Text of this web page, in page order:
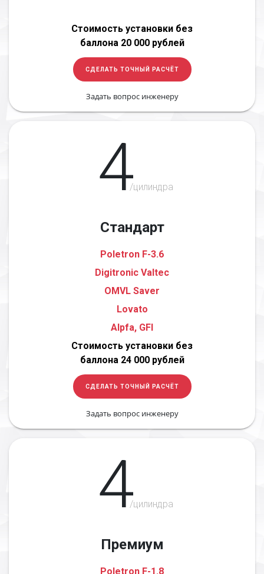
Стоимость установки без
баллона 20 000 рублей
СДЕЛАТЬ ТОЧНЫЙ РАСЧЁТ
Задать вопрос инженеру
4/цилиндра
Стандарт
Poletron F-3.6
Digitronic Valtec
OMVL Saver
Lovato
Alpfa, GFI
Стоимость установки без
баллона 24 000 рублей
СДЕЛАТЬ ТОЧНЫЙ РАСЧЁТ
Задать вопрос инженеру
4/цилиндра
Премиум
Poletron F-1.8